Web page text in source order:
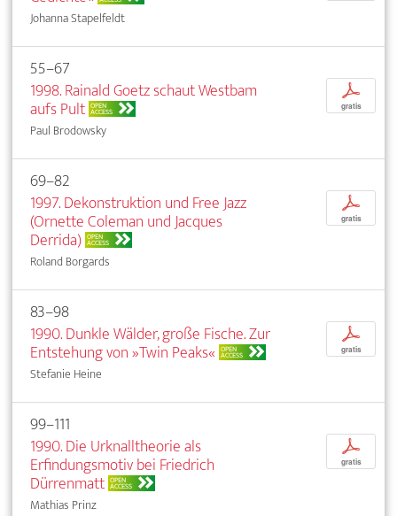
Johanna Stapelfeldt
55–67
1998. Rainald Goetz schaut Westbam
aufs Pult OPEN
ACCESS
Paul Brodowsky
p
gratis
69–82
1997. Dekonstruktion und Free Jazz
(Ornette Coleman und Jacques
Derrida) OPEN
ACCESS
Roland Borgards
p
gratis
83–98
1990. Dunkle Wälder, große Fische. Zur
Entstehung von »Twin Peaks« OPEN
ACCESS
Stefanie Heine
p
gratis
99–111
1990. Die Urknalltheorie als
Erfindungsmotiv bei Friedrich
Dürrenmatt OPEN
ACCESS
Mathias Prinz
p
gratis